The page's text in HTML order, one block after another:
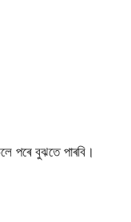
পৰে বুঝতে পাৰবি।